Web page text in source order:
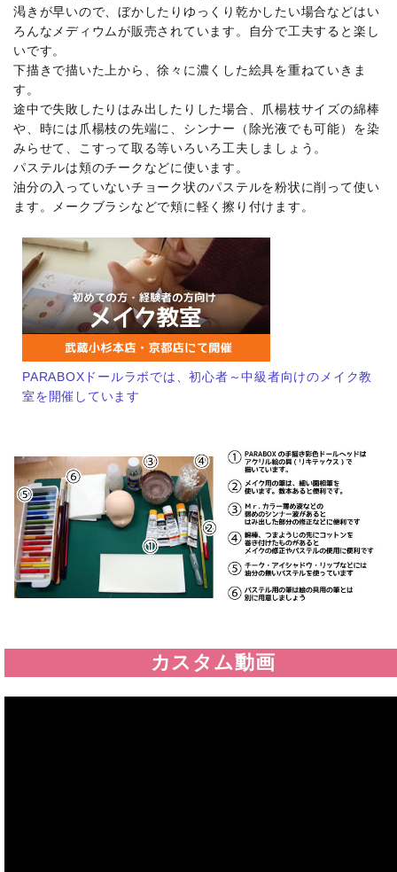
渇きが早いので、ぼかしたりゆっくり乾かしたい場合などはい
ろんなメディウムが販売されています。自分で工夫すると楽し
いです。
下描きで描いた上から、徐々に濃くした絵具を重ねていきま
す。
途中で失敗したりはみ出したりした場合、爪楊枝サイズの綿棒
や、時には爪楊枝の先端に、シンナー（除光液でも可能）を染
みらせて、こすって取る等いろいろ工夫しましょう。
パステルは頬のチークなどに使います。
油分の入っていないチョーク状のパステルを粉状に削って使い
ます。メークブラシなどで頬に軽く擦り付けます。
PARABOXドールラボでは、初心者～中級者向けのメイク教
室を開催しています
カスタム動画